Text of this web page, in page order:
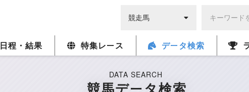
日程・結果 特集レース データ検索
DATA SEARCH
競馬データ検索